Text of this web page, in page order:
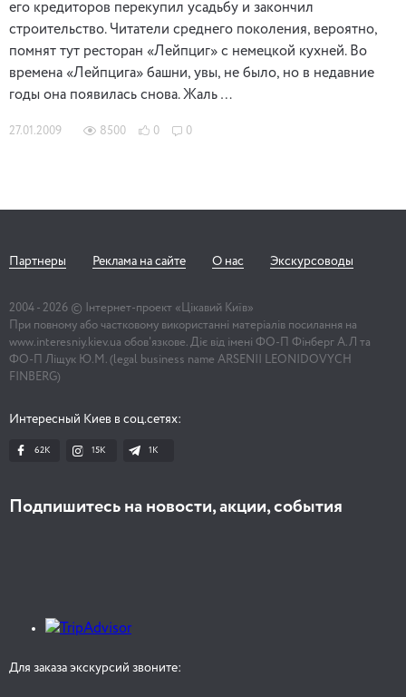
его кредиторов перекупил усадьбу и закончил
строительство. Читатели среднего поколения, вероятно,
помнят тут ресторан «Лейпциг» с немецкой кухней. Во
времена «Лейпцига» башни, увы, не было, но в недавние
годы она появилась снова. Жаль …
27.01.2009 8500 0 0
Партнеры Реклама на сайте О нас Экскурсоводы
2004 - 2026 © Інтернет-проект «Цікавий Київ»
При повному або частковому використанні матеріалів посилання на
www.interesniy.kiev.ua обов'язкове. Діє від імені ФО-П Фінберг А.Л та
ФО-П Ліщук Ю.М. (legal business name ARSENII LEONIDOVYCH
FINBERG)
Интересный Киев в соц.сетях:
62K 15K 1К
Подпишитесь на новости, акции, события
Для заказа экскурсий звоните: